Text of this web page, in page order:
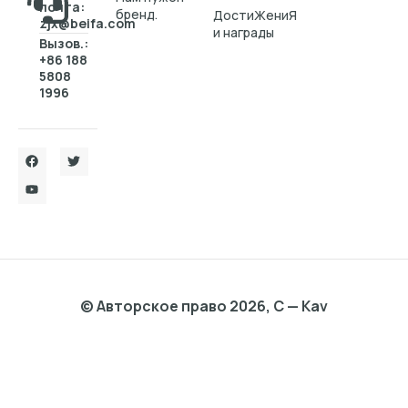
почта:
zjx@beifa.com
Вызов.:
+86 188
5808
1996
бренд.
ДостиЖениЯ
и награды
© Авторское право 2026, C — Kav